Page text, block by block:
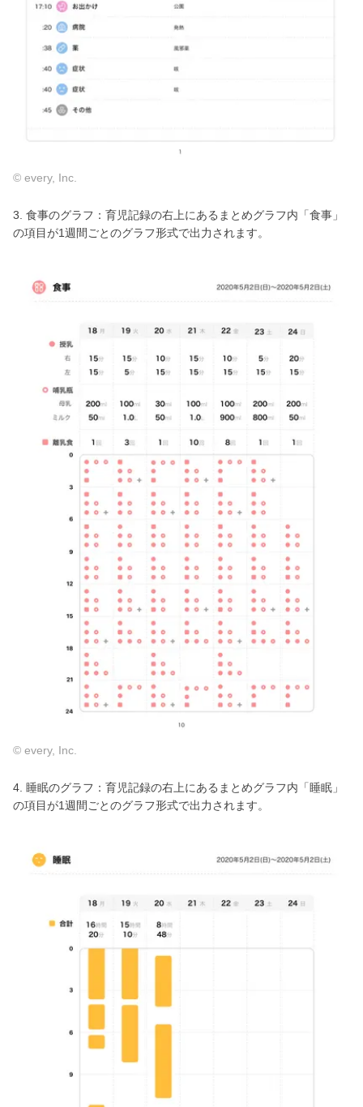
© every, Inc.
3. 食事のグラフ：育児記録の右上にあるまとめグラフ内「食事」
の項目が1週間ごとのグラフ形式で出力されます。
© every, Inc.
4. 睡眠のグラフ：育児記録の右上にあるまとめグラフ内「睡眠」
の項目が1週間ごとのグラフ形式で出力されます。